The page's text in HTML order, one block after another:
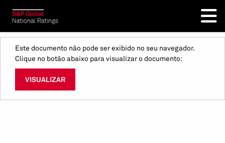
Este documento não pode ser exibido no seu navegador.
Clique no botão abaixo para visualizar o documento:
VISUALIZAR